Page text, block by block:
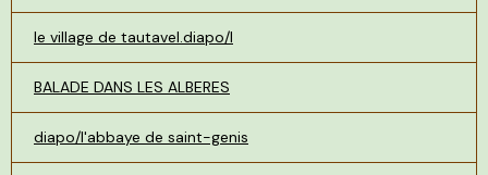
le village de tautavel.diapo/l
BALADE DANS LES ALBERES
diapo/l'abbaye de saint-genis